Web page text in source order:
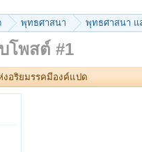
พุทธศาสนา พุทธศาสนา แ
โพสต์ #1
อริยมรรคมีองค์แปด